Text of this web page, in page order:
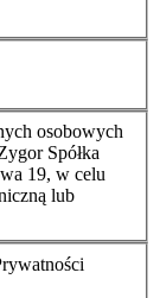
osobowych
Spółka
19, w celu
lub